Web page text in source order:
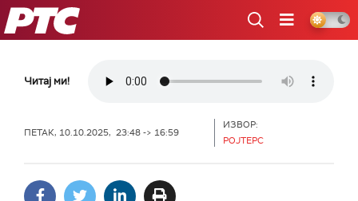
РТС
Читај ми!
ПЕТАК, 10.10.2025, 23:48 -> 16:59
ИЗВОР:
РОЈТЕРС